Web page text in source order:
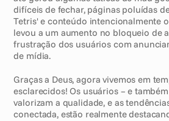
difíceis de fechar, páginas poluídas
Tetris' e conteúdo intencionalmente
levou a um aumento no bloqueio de
frustração dos usuários com
de mídia.
Graças a Deus, agora vivemos em
esclarecidos! Os usuários – e
valorizam a qualidade, e as
conectada, estão realmente